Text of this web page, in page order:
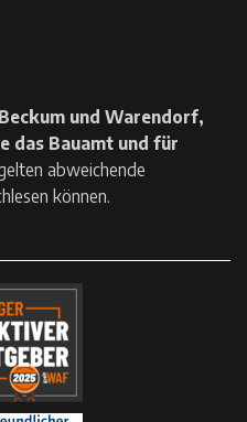
und Warendorf,
das Bauamt und für
abweichende
können.